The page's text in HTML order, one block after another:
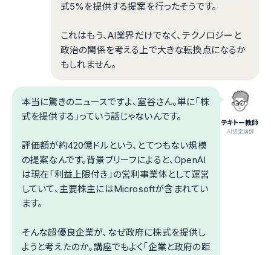
式5%を提供する提案を行ったそうです。
これはもう、AI業界だけでなく、テクノロジーと
政治の関係を考える上で大きな転換点になるか
もしれません。
テキトー教師
.AI認定講師
本当に驚きのニュースですよ、室谷さん。単に「株
式を提供する」っていう話じゃないんです。
評価額が約420億ドルという、とてつもない規模
の提案なんです。背景ブリーフによると、OpenAI
は現在「利益上限付き」の営利事業体として運営
していて、主要株主にはMicrosoftが含まれてい
ます。
そんな超優良企業が、なぜ政府に株式を提供し
ようと考えたのか。講座でもよく「企業と政府の距